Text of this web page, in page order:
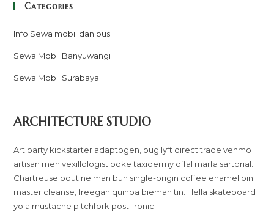
Categories
Info Sewa mobil dan bus
Sewa Mobil Banyuwangi
Sewa Mobil Surabaya
ARCHITECTURE STUDIO
Art party kickstarter adaptogen, pug lyft direct trade venmo
artisan meh vexillologist poke taxidermy offal marfa sartorial.
Chartreuse poutine man bun single-origin coffee enamel pin
master cleanse, freegan quinoa bieman tin. Hella skateboard
yola mustache pitchfork post-ironic.